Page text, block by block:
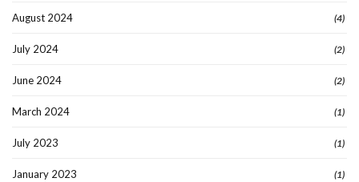
August 2024 (4)
July 2024 (2)
June 2024 (2)
March 2024 (1)
July 2023 (1)
January 2023 (1)